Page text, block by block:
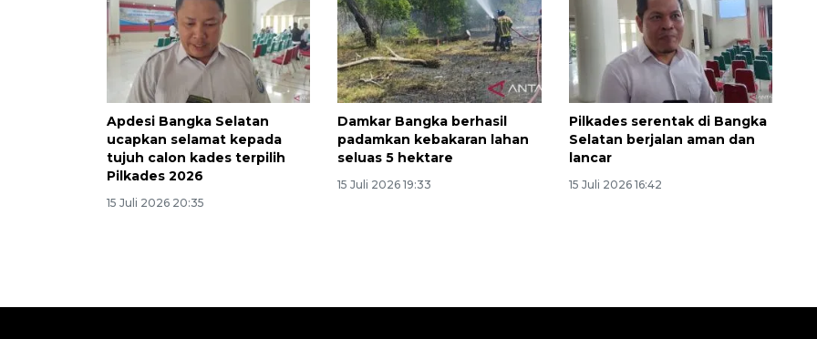
Apdesi Bangka Selatan
ucapkan selamat kepada
tujuh calon kades terpilih
Pilkades 2026
15 Juli 2026 20:35
Damkar Bangka berhasil
padamkan kebakaran lahan
seluas 5 hektare
15 Juli 2026 19:33
Pilkades serentak di Bangka
Selatan berjalan aman dan
lancar
15 Juli 2026 16:42